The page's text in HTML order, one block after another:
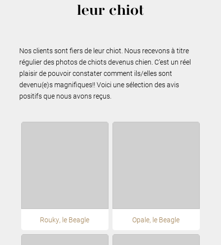
leur chiot
Nos clients sont fiers de leur chiot. Nous recevons à titre
régulier des photos de chiots devenus chien. C’est un réel
plaisir de pouvoir constater comment ils/elles sont
devenu(e)s magnifiques!! Voici une sélection des avis
positifs que nous avons reçus.
Rouky, le Beagle Opale, le Beagle